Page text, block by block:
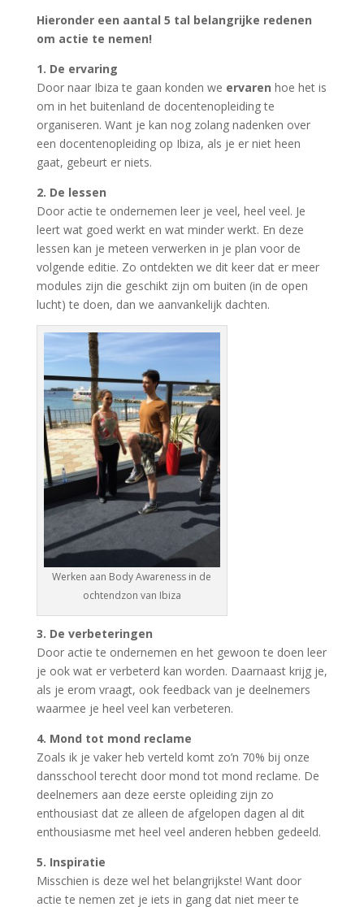
Hieronder een aantal 5 tal belangrijke redenen
om actie te nemen!
1. De ervaring
Door naar Ibiza te gaan konden we ervaren hoe het is
om in het buitenland de docentenopleiding te
organiseren. Want je kan nog zolang nadenken over
een docentenopleiding op Ibiza, als je er niet heen
gaat, gebeurt er niets.
2. De lessen
Door actie te ondernemen leer je veel, heel veel. Je
leert wat goed werkt en wat minder werkt. En deze
lessen kan je meteen verwerken in je plan voor de
volgende editie. Zo ontdekten we dit keer dat er meer
modules zijn die geschikt zijn om buiten (in de open
lucht) te doen, dan we aanvankelijk dachten.
Werken aan Body Awareness in de
ochtendzon van Ibiza
3. De verbeteringen
Door actie te ondernemen en het gewoon te doen leer
je ook wat er verbeterd kan worden. Daarnaast krijg je,
als je erom vraagt, ook feedback van je deelnemers
waarmee je heel veel kan verbeteren.
4. Mond tot mond reclame
Zoals ik je vaker heb verteld komt zo’n 70% bij onze
dansschool terecht door mond tot mond reclame. De
deelnemers aan deze eerste opleiding zijn zo
enthousiast dat ze alleen de afgelopen dagen al dit
enthousiasme met heel veel anderen hebben gedeeld.
5. Inspiratie
Misschien is deze wel het belangrijkste! Want door
actie te nemen zet je iets in gang dat niet meer te